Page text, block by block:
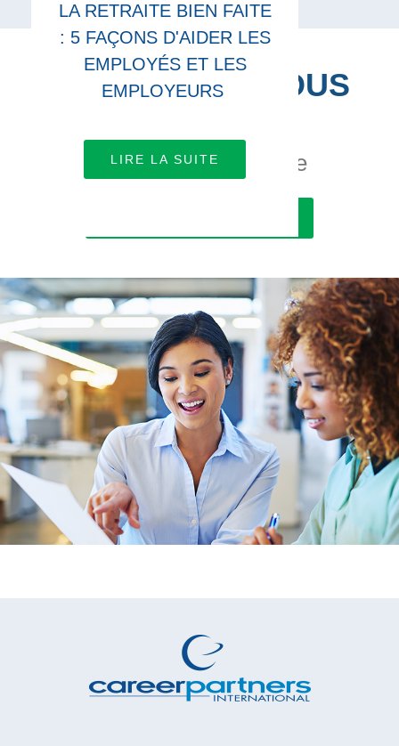
LA RETRAITE BIEN FAITE
: 5 FAÇONS D'AIDER LES
EMPLOYÉS ET LES
EMPLOYEURS
LIRE LA SUITE
CONNECTEZ-VOUS
Travaillons ensemble